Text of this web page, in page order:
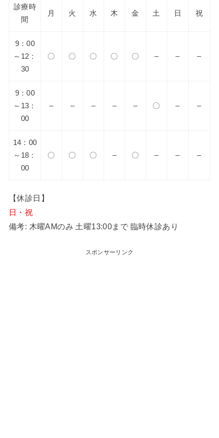
診療時
間
月 火 水 木 金 土 日 祝
9：00
～12：
30
〇 〇 〇 〇 〇 – – –
9：00
～13：
00
– – – – – 〇 – –
14：00
～18：
00
〇 〇 〇 – 〇 – – –
【休診日】
日・祝
備考: 木曜AMのみ 土曜13:00まで 臨時休診あり
スポンサーリンク